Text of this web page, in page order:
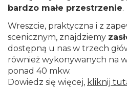
bardzo małe przestrzenie.
Wreszcie, praktyczna i z
scenicznym, znajdziemy
dostępną u nas w trzech
również wykonywanych na
ponad 40 mkw.
Dowiedz się więcej, kliknij